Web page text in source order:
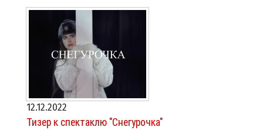
12.12.2022
Тизер к спектаклю "Снегурочка"